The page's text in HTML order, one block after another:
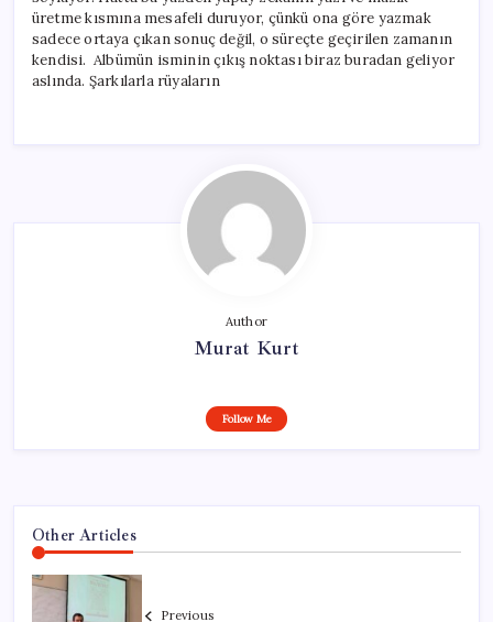
üretme kısmına mesafeli duruyor, çünkü ona göre yazmak
sadece ortaya çıkan sonuç değil, o süreçte geçirilen zamanın
kendisi. Albümün isminin çıkış noktası biraz buradan geliyor
aslında. Şarkılarla rüyaların
Author
Murat Kurt
Follow Me
Other Articles
Previous